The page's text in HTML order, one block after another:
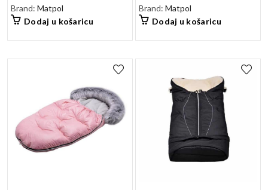
Brand:Matpol
Dodaj u košaricu
Brand:Matpol
Dodaj u košaricu